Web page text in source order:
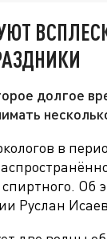
долгое
в
Руслан